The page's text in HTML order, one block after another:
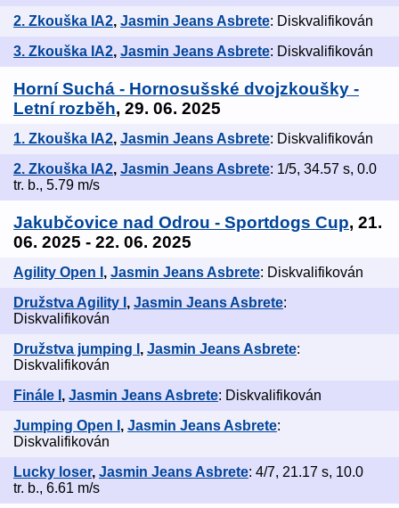
2. Zkouška IA2, Jasmin Jeans Asbrete: Diskvalifikován
3. Zkouška IA2, Jasmin Jeans Asbrete: Diskvalifikován
Horní Suchá - Hornosušské dvojzkoušky -
Letní rozběh, 29. 06. 2025
1. Zkouška IA2, Jasmin Jeans Asbrete: Diskvalifikován
2. Zkouška IA2, Jasmin Jeans Asbrete: 1/5, 34.57 s, 0.0
tr. b., 5.79 m/s
Jakubčovice nad Odrou - Sportdogs Cup, 21.
06. 2025 - 22. 06. 2025
Agility Open I , Jasmin Jeans Asbrete: Diskvalifikován
Družstva Agility I , Jasmin Jeans Asbrete:
Diskvalifikován
Družstva jumping I , Jasmin Jeans Asbrete:
Diskvalifikován
Finále I , Jasmin Jeans Asbrete: Diskvalifikován
Jumping Open I , Jasmin Jeans Asbrete:
Diskvalifikován
Lucky loser, Jasmin Jeans Asbrete: 4/7, 21.17 s, 10.0
tr. b., 6.61 m/s